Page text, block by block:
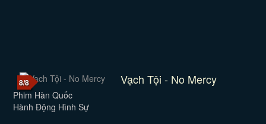
8/8 Vạch Tội - No Mercy
Phim Hàn Quốc
Hành Động Hình Sự